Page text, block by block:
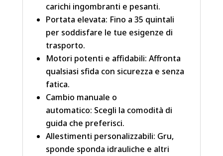
carichi ingombranti e pesanti.
Portata elevata: Fino a 35 quintali
per soddisfare le tue esigenze di
trasporto.
Motori potenti e affidabili: Affronta
qualsiasi sfida con sicurezza e senza
fatica.
Cambio manuale o
automatico: Scegli la comodità di
guida che preferisci.
Allestimenti personalizzabili: Gru,
sponde sponda idrauliche e altri